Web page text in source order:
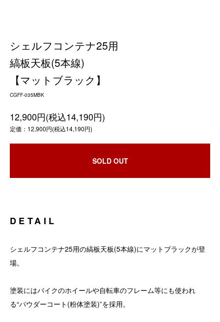
シェルフコンテナ25用
縞板天板(5本線)
【マットブラック】
CGFF-035MBK
12,900円(税込14,190円)
定価：12,900円(税込14,190円)
SOLD OUT
DETAIL
シェルフコンテナ25用の縞板天板(5本線)にマットブラックが登
場。
塗装にはバイクのホイールや自転車のフレーム等にも使われ
る“パウダーコート(粉体塗装)”を採用。